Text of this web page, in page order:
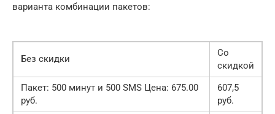
варианта комбинации пакетов:
Без скидки
Со
скидкой
Пакет: 500 минут и 500 SMS Цена: 675.00
руб.
607,5
руб.